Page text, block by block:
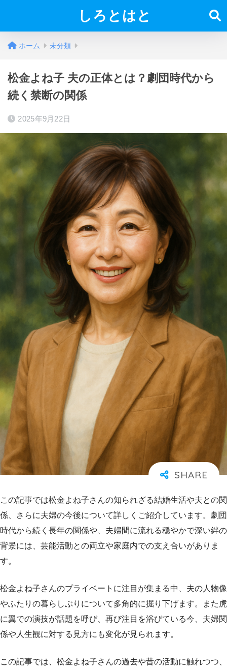
しろとはと
ホーム 未分類
松金よね子 夫の正体とは？劇団時代から
続く禁断の関係
2025年9月22日
この記事では松金よね子さんの知られざる結婚生活や夫との関
係、さらに夫婦の今後について詳しくご紹介しています。劇団
時代から続く長年の関係や、夫婦間に流れる穏やかで深い絆の
背景には、芸能活動との両立や家庭内での支え合いがありま
す。
松金よね子さんのプライベートに注目が集まる中、夫の人物像
やふたりの暮らしぶりについて多角的に掘り下げます。また虎
に翼での演技が話題を呼び、再び注目を浴びている今、夫婦関
係や人生観に対する見方にも変化が見られます。
この記事では、松金よね子さんの過去や昔の活動に触れつつ、